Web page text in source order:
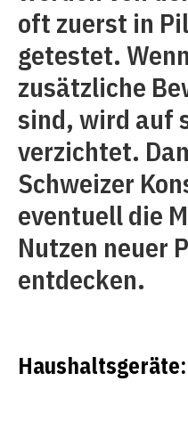
oft zuerst in
getestet.
zusätzliche
sind, wird auf
verzichtet.
Schweizer
eventuell die
Nutzen neuer
entdecken.